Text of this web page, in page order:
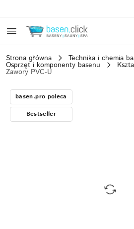
Strona główna Technika i chemia
Osprzęt i komponenty basenu
Zawory PVC-U
basen.pro poleca
Bestseller